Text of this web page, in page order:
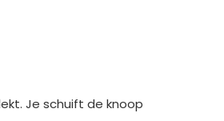
Je schuift de knoop